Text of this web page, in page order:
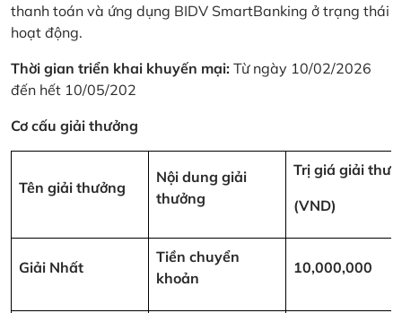
thanh toán và ứng dụng BIDV SmartBanking ở trạng thái
hoạt động.
Thời gian triển khai khuyến mại: Từ ngày 10/02/2026
đến hết 10/05/202
Cơ cấu giải thưởng
Tên giải thưởng
Nội dung giải
thưởng
Trị giá giải
(VND)
Giải Nhất
Tiền chuyển
khoản
10,000,000